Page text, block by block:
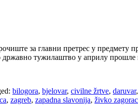
за главни претрес у
државно тужилаштво у априлу
bilogora, bjelovar, civilne žrtve, daruvar,
, zagreb, zapadna slavonija, živko